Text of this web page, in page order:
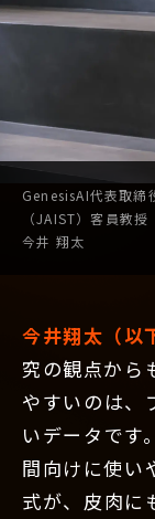
GenesisAI代表取締
（JAIST）客員教授
今井 翔太
今井翔太（以
究の観点から
やすいのは、
いデータです
間向けに使い
式が、皮肉に